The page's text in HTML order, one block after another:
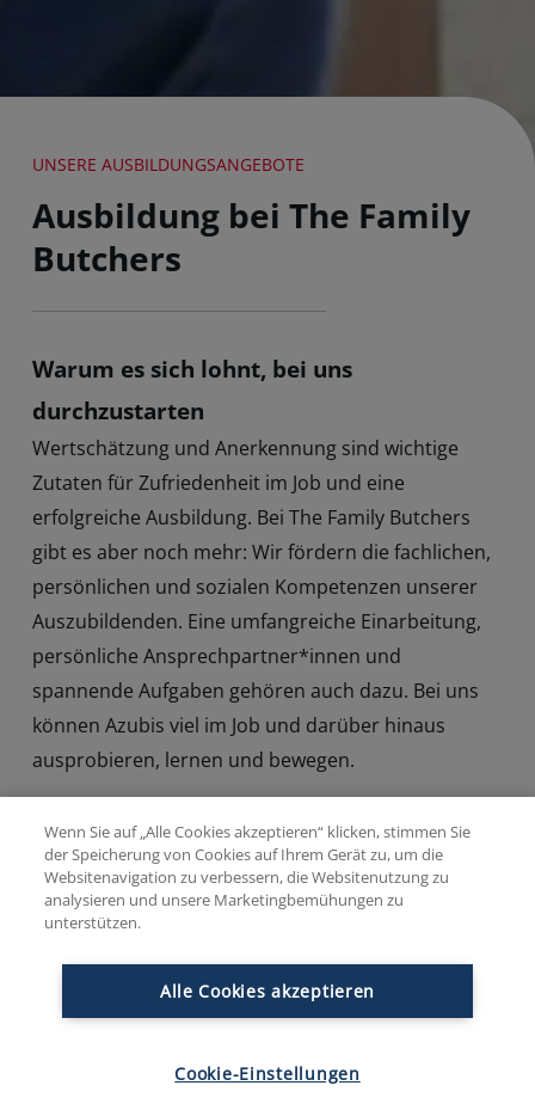
UNSERE AUSBILDUNGSANGEBOTE
Ausbildung bei The Family
Butchers
Warum es sich lohnt, bei uns
durchzustarten
Wertschätzung und Anerkennung sind wichtige
Zutaten für Zufriedenheit im Job und eine
erfolgreiche Ausbildung. Bei The Family Butchers
gibt es aber noch mehr: Wir fördern die fachlichen,
persönlichen und sozialen Kompetenzen unserer
Auszubildenden. Eine umfangreiche Einarbeitung,
persönliche Ansprechpartner*innen und
spannende Aufgaben gehören auch dazu. Bei uns
können Azubis viel im Job und darüber hinaus
ausprobieren, lernen und bewegen.
Wenn Sie auf „Alle Cookies akzeptieren“ klicken, stimmen Sie
der Speicherung von Cookies auf Ihrem Gerät zu, um die
Websitenavigation zu verbessern, die Websitenutzung zu
analysieren und unsere Marketingbemühungen zu
unterstützen.
Alle Cookies akzeptieren
Cookie-Einstellungen